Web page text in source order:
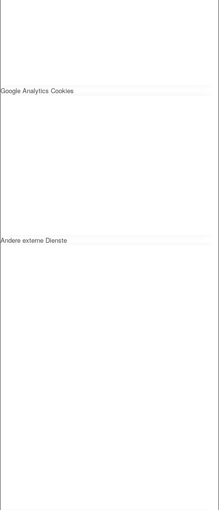
Google Analytics Cookies
Andere externe Dienste